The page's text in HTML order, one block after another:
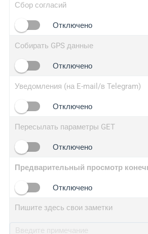
yip.su
iplogger.info
Сбор согласий
Отключено
Собирать GPS данные
Отключено
Уведомления (на E-mail/в Telegram)
Отключено
Пересылать параметры GET
Отключено
Предварительный просмотр
Отключено
Пишите здесь свои заметки